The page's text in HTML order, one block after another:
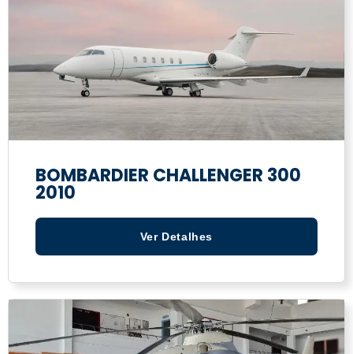
BOMBARDIER CHALLENGER 300
2010
Ver Detalhes